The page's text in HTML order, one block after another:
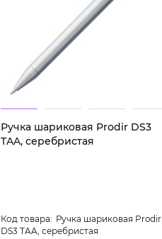
Ручка шариковая Prodir DS3
TAA, серебристая
Ручка шариковая Prodir
DS3 TAA, серебристая